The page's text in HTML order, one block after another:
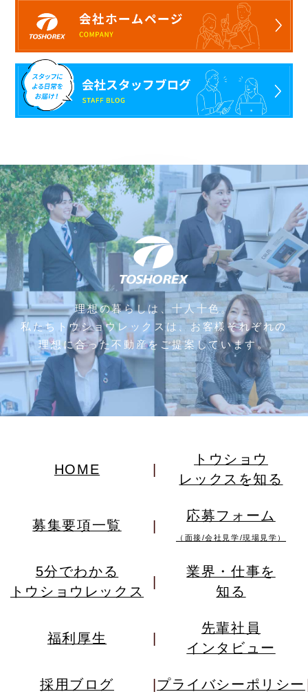
理想の暮らしは、十人十色。
私たちトウショウレックスは、お客様それぞれの
理想に合った不動産をご提案しています。
HOME
トウショウ
レックスを知る
募集要項一覧
応募フォーム
（面接/会社見学/現場見学）
5分でわかる
トウショウレックス
業界・仕事を
知る
福利厚生
先輩社員
インタビュー
採用ブログ プライバシーポリシー